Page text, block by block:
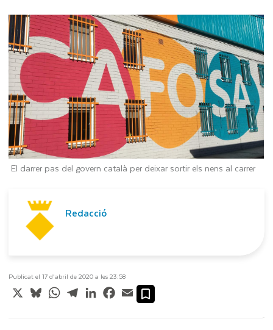
El darrer pas del govern català per deixar sortir els nens al carrer
Redacció
Publicat el 17 d’abril de 2020 a les 23:58
X BlueskyWhatsApp
TelegramLinkedInFacebook
Email